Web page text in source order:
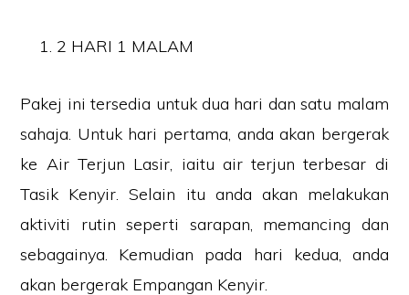
2 HARI 1 MALAM
Pakej ini tersedia untuk dua hari dan satu malam
sahaja. Untuk hari pertama, anda akan bergerak
ke Air Terjun Lasir, iaitu air terjun terbesar di
Tasik Kenyir. Selain itu anda akan melakukan
aktiviti rutin seperti sarapan, memancing dan
sebagainya. Kemudian pada hari kedua, anda
akan bergerak Empangan Kenyir.